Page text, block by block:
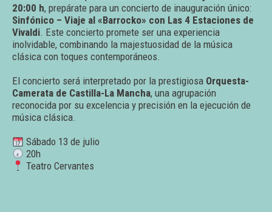
20:00 h, prepárate para un concierto de inauguración único:
Sinfónico – Viaje al «Barrocko» con Las 4 Estaciones de
Vivaldi . Este concierto promete ser una experiencia
inolvidable, combinando la majestuosidad de la música
clásica con toques contemporáneos.
El concierto será interpretado por la prestigiosa Orquesta-
Camerata de Castilla-La Mancha, una agrupación
reconocida por su excelencia y precisión en la ejecución de
música clásica.
Sábado 13 de julio
20h
Teatro Cervantes